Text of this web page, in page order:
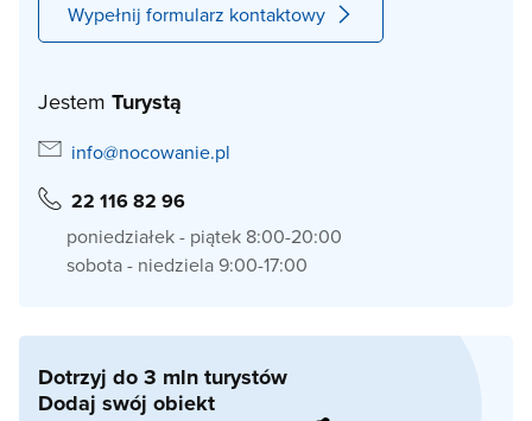
Wypełnij formularz kontaktowy
Jestem Turystą
info@nocowanie.pl
22 116 82 96
poniedziałek - piątek 8:00-20:00
sobota - niedziela 9:00-17:00
Dotrzyj do 3 mln turystów
Dodaj swój obiekt